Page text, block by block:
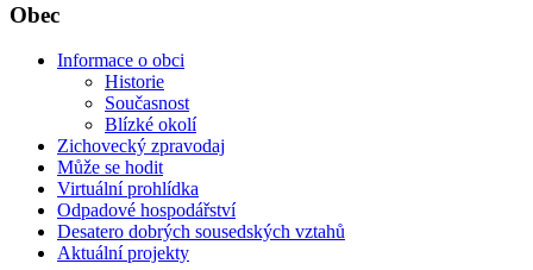
Obec
Informace o obci
Historie
Současnost
Blízké okolí
Zichovecký zpravodaj
Může se hodit
Virtuální prohlídka
Odpadové hospodářství
Desatero dobrých sousedských vztahů
Aktuální projekty